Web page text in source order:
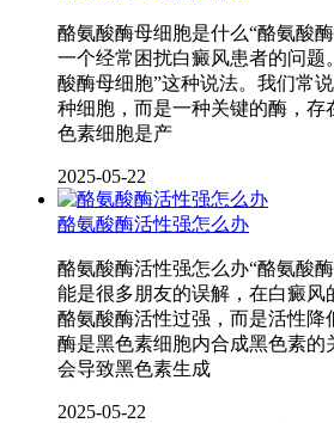
酪氨酸酶母细胞是什么“酪氨酸
一个经常困扰白癜风患者的问题
酸酶母细胞”这种说法。我们常
种细胞，而是一种关键的酶，存
色素细胞是产
2025-05-22
酪氨酸酶活性强怎么办
酪氨酸酶活性强怎么办“酪氨酸
能是很多朋友的误解，在白癜风
酪氨酸酶活性过强，而是活性降
酶是黑色素细胞内合成黑色素的
会导致黑色素生成
2025-05-22